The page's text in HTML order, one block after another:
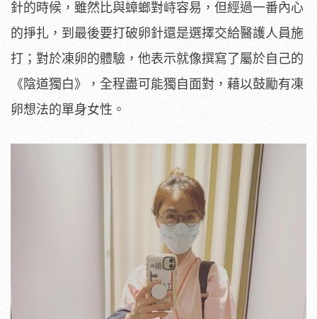
針的時候，雖然比與蟑螂對峙容易，但經過一番內心
的掙扎，到最後要打破卵針還是選擇交給醫護人員施
打；對於凍卵的體驗，他表示就像撰寫了屬於自己的
《陰道獨白》，全程盡可能獨自面對，藉以鼓勵有凍
卵想法的單身女性。